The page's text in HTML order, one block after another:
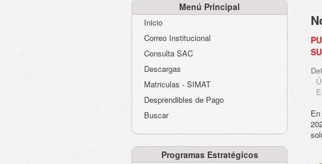
Menú Principal
Inicio
Correo Institucional
Consulta SAC
Descargas
Matriculas - SIMAT
Desprendibles de Pago
Buscar
Programas Estratégicos